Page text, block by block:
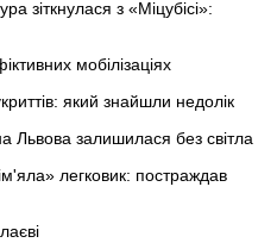
зіткнулася з «Міцубісі»:
мобілізаціях
який знайшли недолік
Львова залишилася без світла
легковик: постраждав